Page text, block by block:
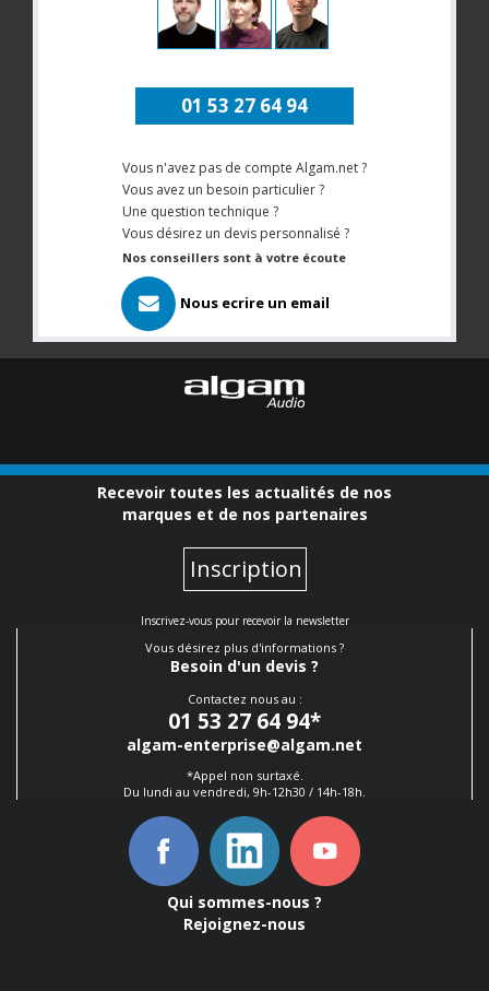
01 53 27 64 94
Vous n'avez pas de compte Algam.net ?
Vous avez un besoin particulier ?
Une question technique ?
Vous désirez un devis personnalisé ?
Nos conseillers sont à votre écoute
Nous ecrire un email
Recevoir toutes les actualités de nos
marques et de nos partenaires
Inscription
Inscrivez-vous pour recevoir la newsletter
Vous désirez plus d'informations ?
Besoin d'un devis ?
Contactez nous au :
01 53 27 64 94*
algam-enterprise@algam.net
*Appel non surtaxé.
Du lundi au vendredi, 9h-12h30 / 14h-18h.
Qui sommes-nous ?
Rejoignez-nous